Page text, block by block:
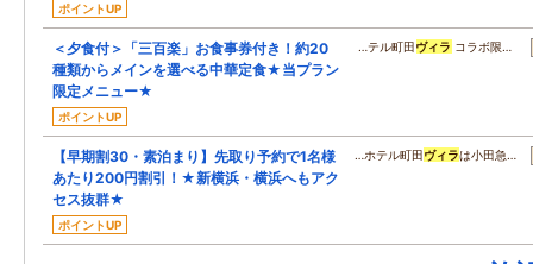
ポイントUP
＜夕食付＞「三百楽」お食事券付き！約20
種類からメインを選べる中華定食★当プラン
限定メニュー★
ポイントUP
…テル町田ヴィラ コラボ限…
【早期割30・素泊まり】先取り予約で1名様
あたり200円割引！★新横浜・横浜へもアク
セス抜群★
ポイントUP
…ホテル町田ヴィラは小田急…